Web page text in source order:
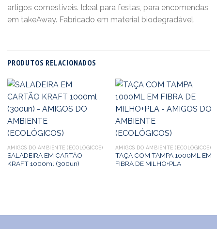
artigos comestíveis. Ideal para festas, para encomendas
em takeAway. Fabricado em material biodegradável.
PRODUTOS RELACIONADOS
AMIGOS DO AMBIENTE (ECOLÓGICOS)
SALADEIRA EM CARTÃO
KRAFT 1000ml (300un)
AMIGOS DO AMBIENTE (ECOLÓGICOS)
TAÇA COM TAMPA 1000ML EM
FIBRA DE MILHO+PLA